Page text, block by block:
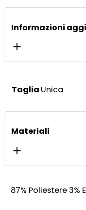
Informazioni
Taglia Unica
Materiali
87% Poliestere 3%